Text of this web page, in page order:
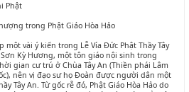
Phật
trong Phật Giáo Hòa Hảo
vài ý kiến trong Lễ Vía Đức Phật Thầy Tây
Kỳ Hương, một tôn giáo nội sinh trong
gian cư trú ở Chùa Tây An (Thiền phái Lâm
nên vị đạo sư họ Đoàn được người dân một
Tây An. Từ gốc rễ đó, Phật Giáo Hòa Hảo do